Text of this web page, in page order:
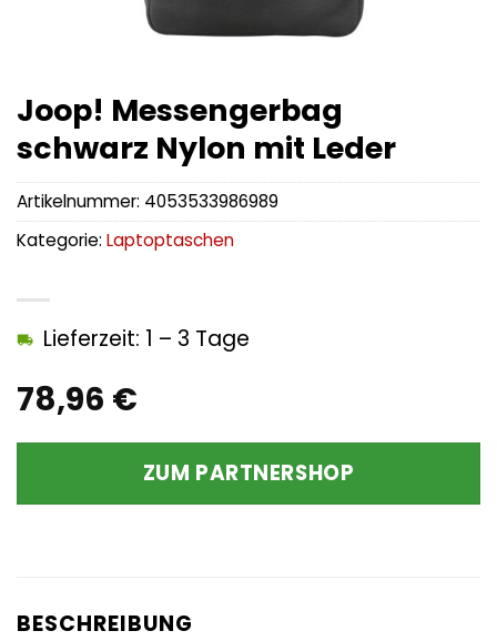
Joop! Messengerbag
schwarz Nylon mit Leder
78,96 €
Lieferzeit: 1 – 3 Tage
ZUM PARTNERSHOP
Artikelnummer: 4053533986989
Kategorie: Laptoptaschen
BESCHREIBUNG